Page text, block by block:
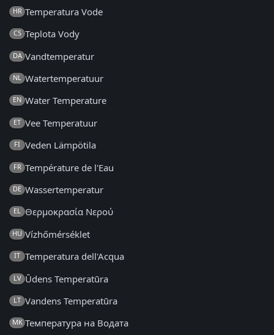
HR Temperatura Vode
CS Teplota Vody
DA Vandtemperatur
NL Watertemperatuur
EN Water Temperature
ET Vee Temperatuur
FI Veden Lämpötila
FR Température de l'Eau
DE Wassertemperatur
EL Θερμοκρασία Νερού
HU Vízhőmérséklet
IT Temperatura dell'Acqua
LV Ūdens Temperatūra
LT Vandens Temperatūra
MK Температура на Водата